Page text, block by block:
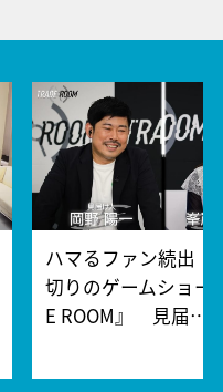
ハマるファン続出！
切りのゲームショー
E ROOM』 見届…